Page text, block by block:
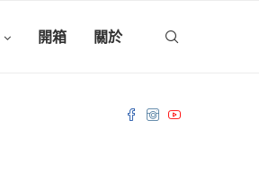
開箱 關於